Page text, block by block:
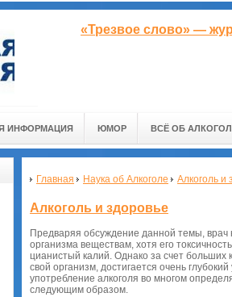
«Трезвое слово» —
ИНФОРМАЦИЯ ЮМОР ВСЁ ОБ
Главная Наука об Алкоголе Алкоголь и
Алкоголь и здоровье
Предваряя обсуждение данной темы, врач
организма веществам, хотя его
цианистый калий. Однако за счет больших
свой организм, достигается очень
употребление алкоголя во многом
следующим образом.